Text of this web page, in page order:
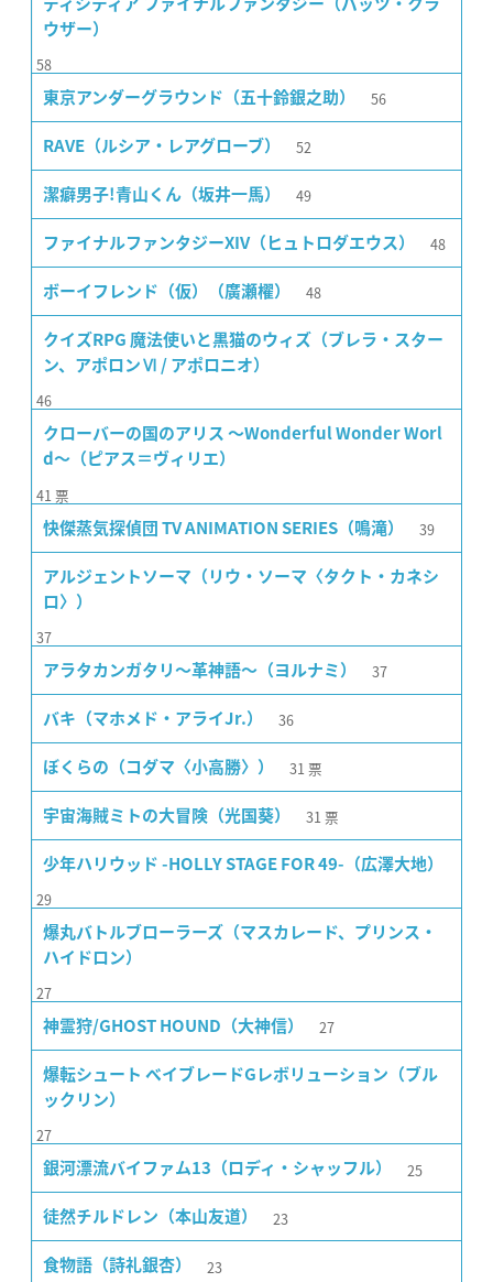
ディシディア ファイナルファンタジー（バッツ・クラ
ウザー）
58
東京アンダーグラウンド（五十鈴銀之助） 56
RAVE（ルシア・レアグローブ） 52
潔癖男子!青山くん（坂井一馬） 49
ファイナルファンタジーXIV（ヒュトロダエウス） 48
ボーイフレンド（仮）（廣瀬櫂） 48
クイズRPG 魔法使いと黒猫のウィズ（ブレラ・スター
ン、アポロンⅥ / アポロニオ）
46
クローバーの国のアリス 〜Wonderful Wonder Worl
d〜（ピアス＝ヴィリエ）
41 票
快傑蒸気探偵団 TV ANIMATION SERIES（鳴滝） 39
アルジェントソーマ（リウ・ソーマ〈タクト・カネシ
ロ〉）
37
アラタカンガタリ〜革神語〜（ヨルナミ） 37
バキ（マホメド・アライJr.） 36
ぼくらの（コダマ〈小高勝〉） 31 票
宇宙海賊ミトの大冒険（光国葵） 31 票
少年ハリウッド -HOLLY STAGE FOR 49-（広澤大地）
29
爆丸バトルブローラーズ（マスカレード、プリンス・
ハイドロン）
27
神霊狩/GHOST HOUND（大神信） 27
爆転シュート ベイブレードGレボリューション（ブル
ックリン）
27
銀河漂流バイファム13（ロディ・シャッフル） 25
徒然チルドレン（本山友道） 23
食物語（詩礼銀杏） 23